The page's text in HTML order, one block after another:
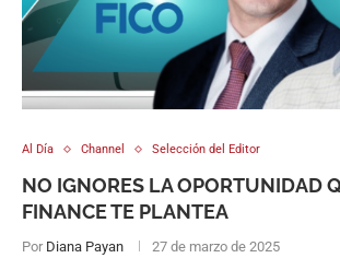
Al Día Channel Selección del Editor
NO IGNORES LA OPORTUNIDAD
FINANCE TE PLANTEA
Por Diana Payan 27 de marzo de 2025